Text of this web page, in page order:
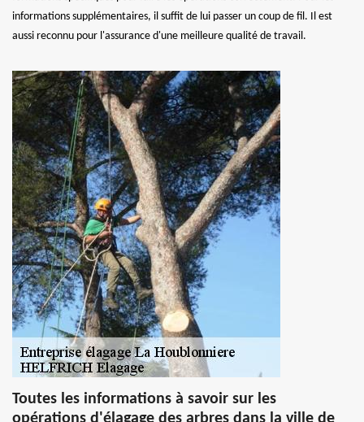
informations supplémentaires, il suffit de lui passer un coup de fil. Il est
aussi reconnu pour l'assurance d'une meilleure qualité de travail.
Toutes les informations à savoir sur les
opérations d'élagage des arbres dans la ville de